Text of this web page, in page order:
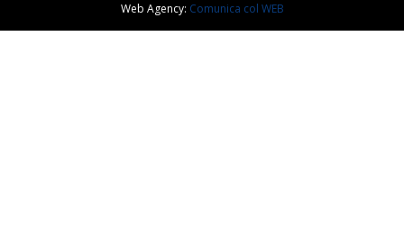
Web Agency: Comunica col WEB